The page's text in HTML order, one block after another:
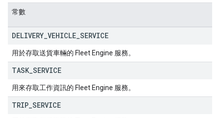
常數
DELIVERY VEHICLE SERVICE
用於存取送貨車輛的 Fleet Engine 服務。
TASK SERVICE
用來存取工作資訊的 Fleet Engine 服務。
TRIP SERVICE